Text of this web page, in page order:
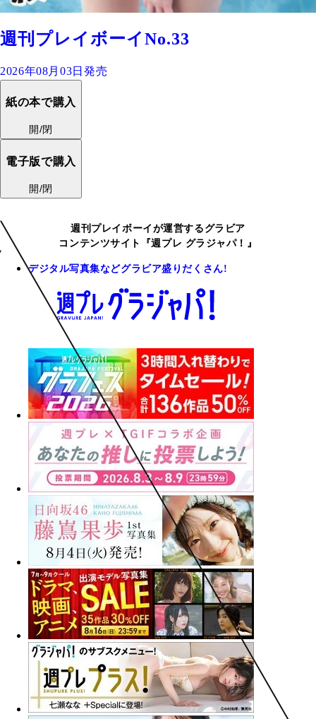
週刊プレイボーイNo.33
2026年08月03日発売
紙の本で購入
開/閉
電子版で購入
開/閉
週刊プレイボーイが運営するグラビア
コンテンツサイト『週プレ グラジャパ！』
デジタル写真集などグラビア盛りだくさん!